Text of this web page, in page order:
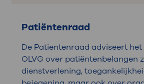
Patiëntenraad
De Patientenraad adviseert
OLVG over patiëntenbelangen
dienstverlening,